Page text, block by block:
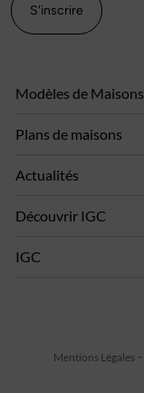
S'inscrire
Modèles de Maisons
Plans de maisons
Actualités
Découvrir IGC
IGC
Mentions Légales